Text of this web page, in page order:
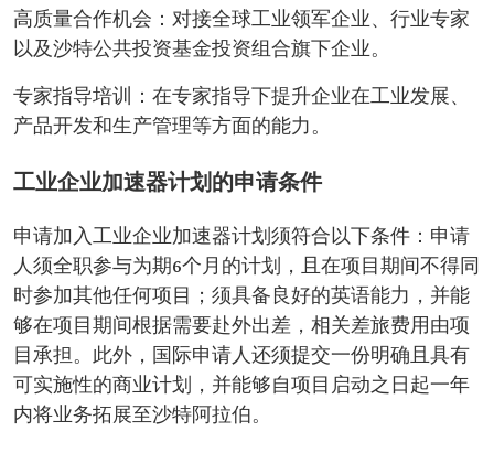
高质量合作机会：对接全球工业领军企业、行业专家
以及沙特公共投资基金投资组合旗下企业。
专家指导培训：在专家指导下提升企业在工业发展、
产品开发和生产管理等方面的能力。
工业企业加速器计划的申请条件
申请加入工业企业加速器计划须符合以下条件：申请
人须全职参与为期6个月的计划，且在项目期间不得同
时参加其他任何项目；须具备良好的英语能力，并能
够在项目期间根据需要赴外出差，相关差旅费用由项
目承担。此外，国际申请人还须提交一份明确且具有
可实施性的商业计划，并能够自项目启动之日起一年
内将业务拓展至沙特阿拉伯。